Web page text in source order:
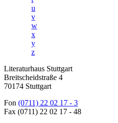
u
v
w
x
y
z
Literaturhaus Stuttgart
Breitscheidstraße 4
70174 Stuttgart
Fon (0711) 22 02 17 - 3
Fax (0711) 22 02 17 - 48